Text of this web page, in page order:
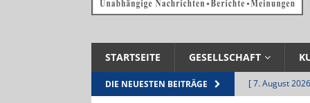
STARTSEITE GESELLSCHAFT
DIE NEUESTEN BEITRÄGE [ 7. August